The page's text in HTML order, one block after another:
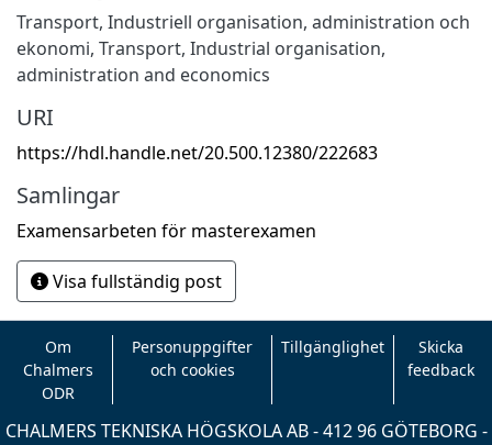
Transport, Industriell organisation, administration och
ekonomi, Transport, Industrial organisation,
administration and economics
URI
https://hdl.handle.net/20.500.12380/222683
Samlingar
Examensarbeten för masterexamen
Visa fullständig post
Om
Chalmers
ODR
Personuppgifter
och cookies
Tillgänglighet
Skicka
feedback
CHALMERS TEKNISKA HÖGSKOLA AB - 412 96 GÖTEBORG -